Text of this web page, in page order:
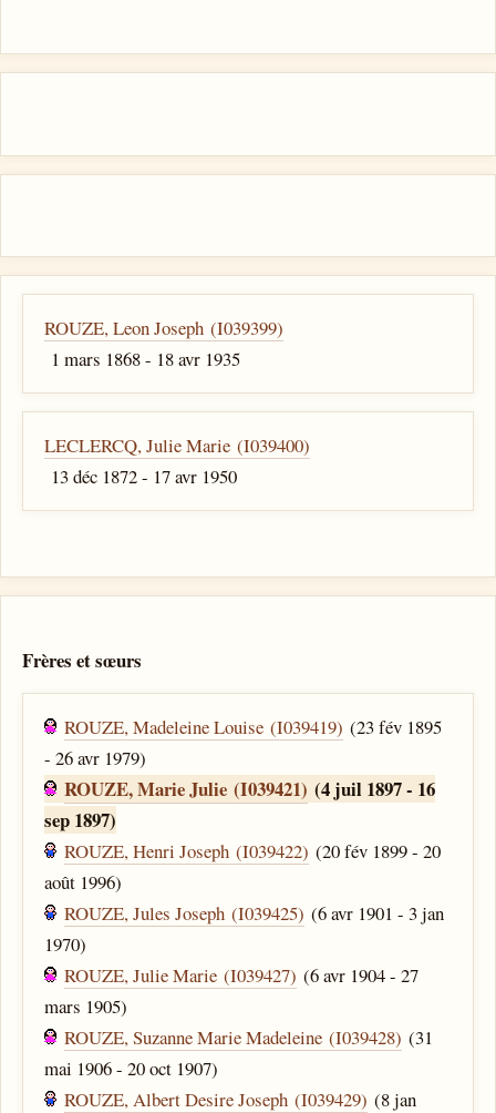
ROUZE, Leon Joseph (I039399)
1 mars 1868 - 18 avr 1935
LECLERCQ, Julie Marie (I039400)
13 déc 1872 - 17 avr 1950
Frères et sœurs
ROUZE, Madeleine Louise (I039419) (23 fév 1895
- 26 avr 1979)
ROUZE, Marie Julie (I039421) (4 juil 1897 - 16
sep 1897)
ROUZE, Henri Joseph (I039422) (20 fév 1899 - 20
août 1996)
ROUZE, Jules Joseph (I039425) (6 avr 1901 - 3 jan
1970)
ROUZE, Julie Marie (I039427) (6 avr 1904 - 27
mars 1905)
ROUZE, Suzanne Marie Madeleine (I039428) (31
mai 1906 - 20 oct 1907)
ROUZE, Albert Desire Joseph (I039429) (8 jan